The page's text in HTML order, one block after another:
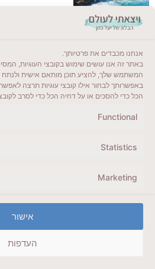
אנחנו מכבדים את פרטיותך.
באתר זה אנו עושים שימוש בקובצי העוגיות,
המשתמש שלך, להציע תוכן מותאם אישית
באפשרותך לבחור אילו קובצי עוגיות תרצה
הכל כדי להסכים או על דחיה הכל כדי לסרב
Functional
Statistics
Marketing
אישור
העדפות
ייעדים מומלצים
מדריכים ועזרים
לשליחת הודעת וואטסאפ
veyatsati.laolam@gmail.com
מדיניות פרטיות //